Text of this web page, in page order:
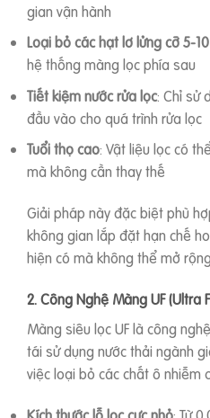
gian vận hành
Loại bỏ các hạt lơ lửng cỡ 5-
hệ thống màng lọc phía sau
Tiết kiệm nước rửa lọc: Chỉ sử
đầu vào cho quá trình rửa lọc
Tuổi thọ cao: Vật liệu lọc có
mà không cần thay thế
Giải pháp này đặc biệt phù
không gian lắp đặt hạn chế
hiện có mà không thể mở
2. Công Nghệ Màng UF (Ultra
Màng siêu lọc UF là công
tái sử dụng nước thải ngành
việc loại bỏ các chất ô nhiễm